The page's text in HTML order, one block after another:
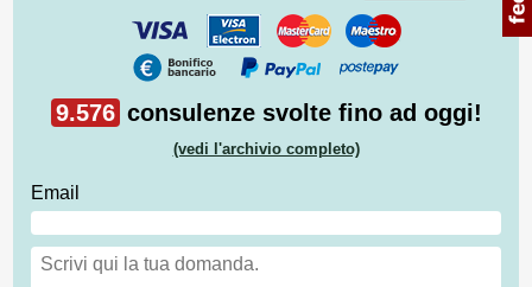
9.576 consulenze svolte fino ad oggi!
(vedi l'archivio completo)
Email